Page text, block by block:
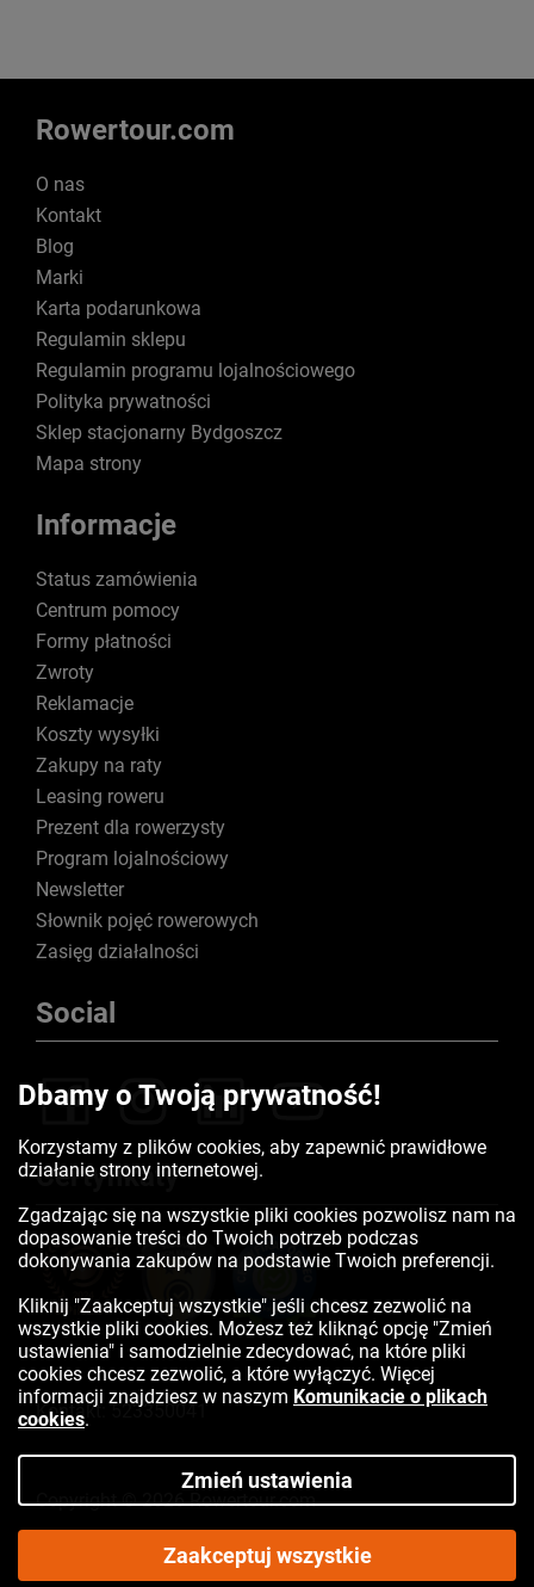
Rowertour.com
O nas
Kontakt
Blog
Marki
Karta podarunkowa
Regulamin sklepu
Regulamin programu lojalnościowego
Polityka prywatności
Sklep stacjonarny Bydgoszcz
Mapa strony
Informacje
Status zamówienia
Centrum pomocy
Formy płatności
Zwroty
Reklamacje
Koszty wysyłki
Zakupy na raty
Leasing roweru
Prezent dla rowerzysty
Program lojalnościowy
Newsletter
Słownik pojęć rowerowych
Zasięg działalności
Social
Certyfikaty
Kontakt:523350041
Copyright © 2026 Rowertour.com
Internetowy sklep rowerowy
Dbamy o Twoją prywatność!
Korzystamy z plików cookies, aby zapewnić prawidłowe
działanie strony internetowej.
Zgadzając się na wszystkie pliki cookies pozwolisz nam na
dopasowanie treści do Twoich potrzeb podczas
dokonywania zakupów na podstawie Twoich preferencji.
Kliknij "Zaakceptuj wszystkie" jeśli chcesz zezwolić na
wszystkie pliki cookies. Możesz też kliknąć opcję "Zmień
ustawienia" i samodzielnie zdecydować, na które pliki
cookies chcesz zezwolić, a które wyłączyć. Więcej
informacji znajdziesz w naszym Komunikacie o plikach
cookies.
Zmień ustawienia
Zaakceptuj wszystkie